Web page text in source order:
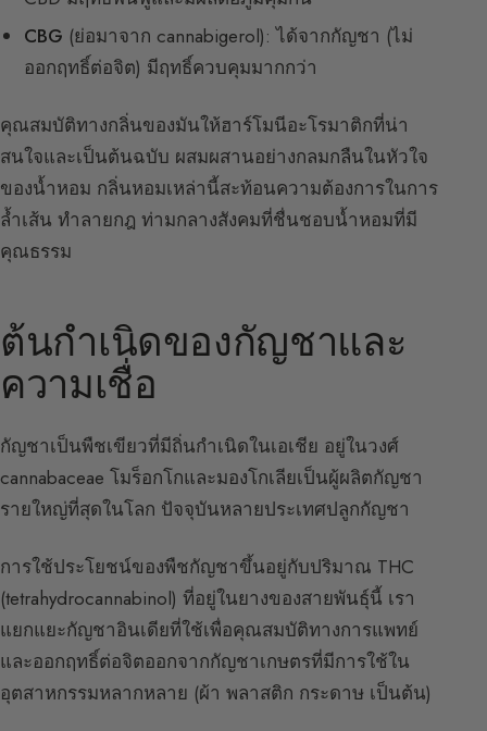
CBG (ย่อมาจาก cannabigerol): ได้จากกัญชา (ไม่
ออกฤทธิ์ต่อจิต) มีฤทธิ์ควบคุมมากกว่า
คุณสมบัติทางกลิ่นของมันให้ฮาร์โมนีอะโรมาติกที่น่า
สนใจและเป็นต้นฉบับ ผสมผสานอย่างกลมกลืนในหัวใจ
ของน้ำหอม กลิ่นหอมเหล่านี้สะท้อนความต้องการในการ
ล้ำเส้น ทำลายกฎ ท่ามกลางสังคมที่ชื่นชอบน้ำหอมที่มี
คุณธรรม
ต้นกำเนิดของกัญชาและ
ความเชื่อ
กัญชาเป็นพืชเขียวที่มีถิ่นกำเนิดในเอเชีย อยู่ในวงศ์
cannabaceae โมร็อกโกและมองโกเลียเป็นผู้ผลิตกัญชา
รายใหญ่ที่สุดในโลก ปัจจุบันหลายประเทศปลูกกัญชา
การใช้ประโยชน์ของพืชกัญชาขึ้นอยู่กับปริมาณ THC
(tetrahydrocannabinol) ที่อยู่ในยางของสายพันธุ์นี้ เรา
แยกแยะกัญชาอินเดียที่ใช้เพื่อคุณสมบัติทางการแพทย์
และออกฤทธิ์ต่อจิตออกจากกัญชาเกษตรที่มีการใช้ใน
อุตสาหกรรมหลากหลาย (ผ้า พลาสติก กระดาษ เป็นต้น)